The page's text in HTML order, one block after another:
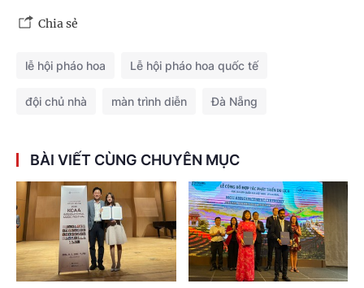
Chia sẻ
lễ hội pháo hoa Lễ hội pháo hoa quốc tế
đội chủ nhà màn trình diễn Đà Nẵng
BÀI VIẾT CÙNG CHUYÊN MỤC